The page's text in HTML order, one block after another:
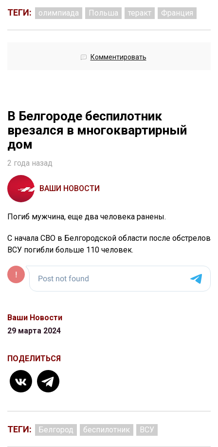
ТЕГИ: олимпиада Польша теракт Франция
Комментировать
В Белгороде беспилотник
врезался в многоквартирный
дом
2 года назад
ВАШИ НОВОСТИ
Погиб мужчина, еще два человека ранены.
С начала СВО в Белгородской области после обстрелов
ВСУ погибли больше 110 человек.
Ваши Новости
29 марта 2024
ПОДЕЛИТЬСЯ
ТЕГИ: Белгород беспилотник ВСУ